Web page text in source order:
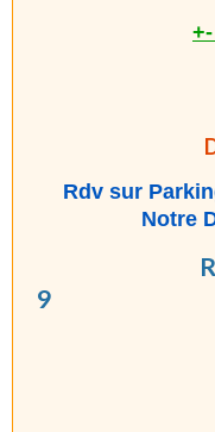
Rdv sur
Notre
R
9
5641